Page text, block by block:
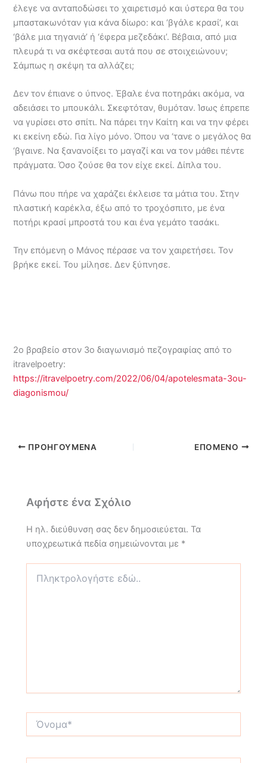
έλεγε να ανταποδώσει το χαιρετισμό και ύστερα θα του
μπαστακωνόταν για κάνα δίωρο: και ‘βγάλε κρασί’, και
‘βάλε μια τηγανιά’ ή ‘έφερα μεζεδάκι’. Βέβαια, από μια
πλευρά τι να σκέφτεσαι αυτά που σε στοιχειώνουν;
Σάμπως η σκέψη τα αλλάζει;
Δεν τον έπιανε ο ύπνος. Έβαλε ένα ποτηράκι ακόμα, να
αδειάσει το μπουκάλι. Σκεφτόταν, θυμόταν. Ίσως έπρεπε
να γυρίσει στο σπίτι. Να πάρει την Καίτη και να την φέρει
κι εκείνη εδώ. Για λίγο μόνο. Όπου να ‘τανε ο μεγάλος θα
‘βγαινε. Να ξανανοίξει το μαγαζί και να τον μάθει πέντε
πράγματα. Όσο ζούσε θα τον είχε εκεί. Δίπλα του.
Πάνω που πήρε να χαράζει έκλεισε τα μάτια του. Στην
πλαστική καρέκλα, έξω από το τροχόσπιτο, με ένα
ποτήρι κρασί μπροστά του και ένα γεμάτο τασάκι.
Την επόμενη ο Μάνος πέρασε να τον χαιρετήσει. Τον
βρήκε εκεί. Του μίλησε. Δεν ξύπνησε.
2ο βραβείο στον 3ο διαγωνισμό πεζογραφίας από το
itravelpoetry:
https://itravelpoetry.com/2022/06/04/apotelesmata-3ou-
diagonismou/
ΠΡΟΗΓΟΎΜΕΝΑ ΕΠΌΜΕΝΟ
Αφήστε ένα Σχόλιο
Η ηλ. διεύθυνση σας δεν δημοσιεύεται. Τα
υποχρεωτικά πεδία σημειώνονται με *
εδώ..